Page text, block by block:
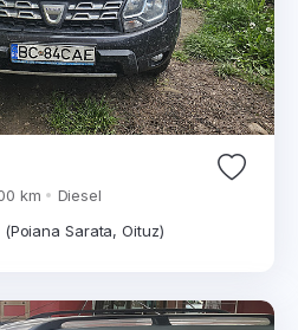
km
Diesel
Sarata, Oituz)